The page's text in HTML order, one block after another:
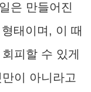
은 만들어진
태이며, 이 때
피할 수 있게
이 아니라고